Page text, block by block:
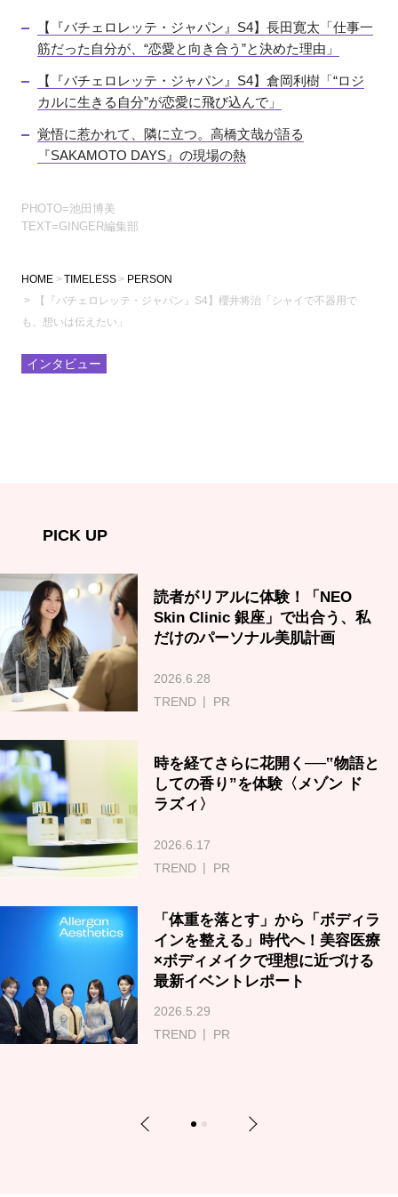
【『バチェロレッテ・ジャパン』S4】長田寛太「仕事一
筋だった自分が、“恋愛と向き合う”と決めた理由」
【『バチェロレッテ・ジャパン』S4】倉岡利樹「“ロジ
カルに生きる自分”が恋愛に飛び込んで」
覚悟に惹かれて、隣に立つ。高橋文哉が語る
『SAKAMOTO DAYS』の現場の熱
PHOTO=池田博美
TEXT=GINGER編集部
HOME TIMELESS
PERSON
【『バチェロレッテ・ジャパン』S4】櫻井将治「シャイで不器用で
も、想いは伝えたい」
インタビュー
PICK UP
読者がリアルに体験！「NEO
Skin Clinic 銀座」で出合う、私
だけのパーソナル美肌計画
2026.6.28
TREND
PR
時を経てさらに花開く──‟物語と
しての香り”を体験〈メゾン ド
ラズィ〉
2026.6.17
TREND
PR
「体重を落とす」から「ボディラ
インを整える」時代へ！美容医療
×ボディメイクで理想に近づける
最新イベントレポート
2026.5.29
TREND
PR
Previous 1 2 Next